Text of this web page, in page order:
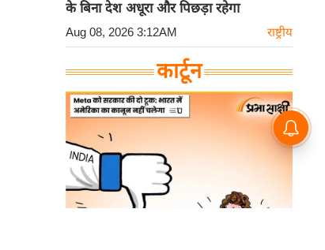
के बिना देश अधूरा और पिछड़ा रहेगा
Aug 08, 2026 3:12AM राष्ट्रीय
कार्टून